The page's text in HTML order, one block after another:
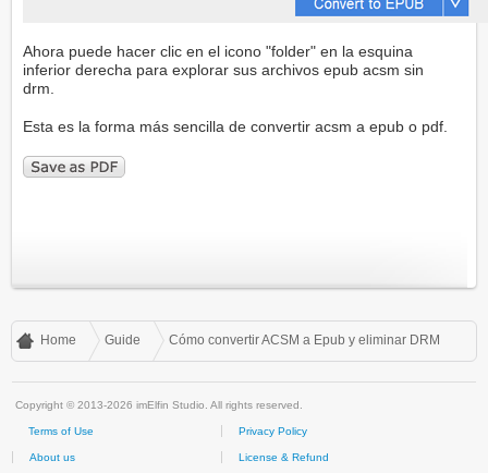
Ahora puede hacer clic en el icono "folder" en la esquina
inferior derecha para explorar sus archivos epub acsm sin
drm.
Esta es la forma más sencilla de convertir acsm a epub o pdf.
Home Guide Cómo convertir ACSM a Epub y eliminar DRM
Copyright © 2013-2026 imElfin Studio. All rights reserved.
Terms of Use Privacy Policy
About us License & Refund